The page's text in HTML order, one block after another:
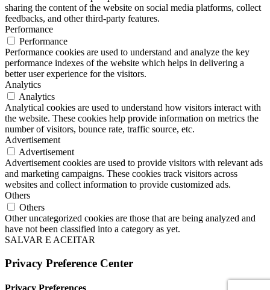
sharing the content of the website on social media platforms, collect
feedbacks, and other third-party features.
Performance
Performance
Performance cookies are used to understand and analyze the key
performance indexes of the website which helps in delivering a
better user experience for the visitors.
Analytics
Analytics
Analytical cookies are used to understand how visitors interact with
the website. These cookies help provide information on metrics the
number of visitors, bounce rate, traffic source, etc.
Advertisement
Advertisement
Advertisement cookies are used to provide visitors with relevant ads
and marketing campaigns. These cookies track visitors across
websites and collect information to provide customized ads.
Others
Others
Other uncategorized cookies are those that are being analyzed and
have not been classified into a category as yet.
SALVAR E ACEITAR
Privacy Preference Center